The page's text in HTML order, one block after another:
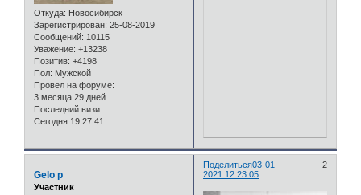
Откуда: Новосибирск
Зарегистрирован: 25-08-2019
Сообщений: 10115
Уважение: +13238
Позитив: +4198
Пол: Мужской
Провел на форуме:
3 месяца 29 дней
Последний визит:
Сегодня 19:27:41
Поделиться 2
03-01-
2021 12:23:05
Gelo p
Участник